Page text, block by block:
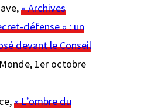
« Archives
défense » : un
devant le Conseil
, 1er octobre
« L’ombre du